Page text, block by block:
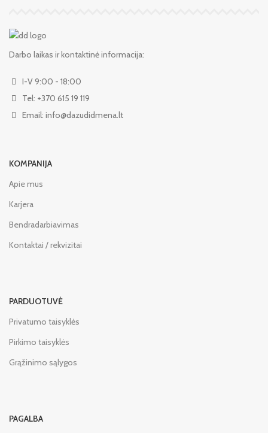
Darbo laikas ir kontaktinė informacija:
I-V 9:00 - 18:00
Tel: +370 615 19 119
Email: info@dazudidmena.lt
KOMPANIJA
Apie mus
Karjera
Bendradarbiavimas
Kontaktai / rekvizitai
PARDUOTUVĖ
Privatumo taisyklės
Pirkimo taisyklės
Grąžinimo sąlygos
PAGALBA